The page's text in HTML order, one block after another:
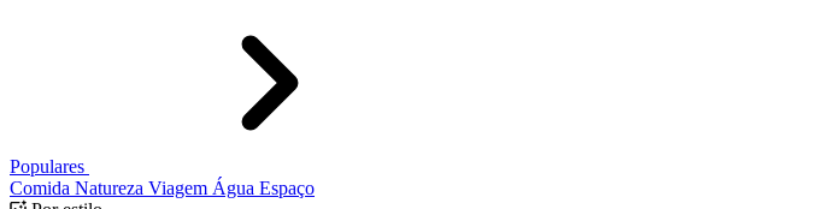
Populares
Comida Natureza Viagem Água Espaço